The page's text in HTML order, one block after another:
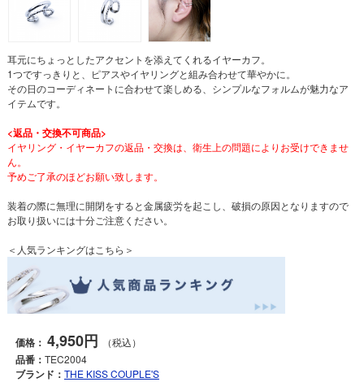
耳元にちょっとしたアクセントを添えてくれるイヤーカフ。
1つですっきりと、ピアスやイヤリングと組み合わせて華やかに。
その日のコーディネートに合わせて楽しめる、シンプルなフォルムが魅力なア
イテムです。
<返品・交換不可商品>
イヤリング・イヤーカフの返品・交換は、衛生上の問題によりお受けできませ
ん。
予めご了承のほどお願い致します。
装着の際に無理に開閉をすると金属疲労を起こし、破損の原因となりますので
お取り扱いには十分ご注意ください。
＜人気ランキングはこちら＞
価格： 4,950円 （税込）
品番： TEC2004
ブランド： THE KISS COUPLE'S